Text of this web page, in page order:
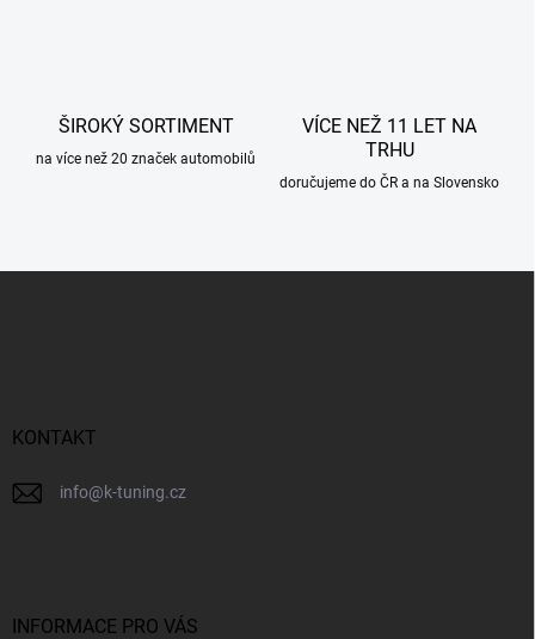
ŠIROKÝ SORTIMENT
na více než 20 značek automobilů
VÍCE NEŽ 11 LET NA
TRHU
doručujeme do ČR a na Slovensko
KONTAKT
info@k-tuning.cz
INFORMACE PRO VÁS